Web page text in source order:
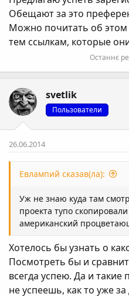
Обещают за это
Можно почитать об
тем ссылкам, которые
Останнє
svetlik
Пользователи
26.06.2014
Евлампий сказав(ла):
Уж не знаю куда там
проекта тупо
американский
Хотелось бы узнать о
Посмотреть бы и
всегда успею. Да и
не успеешь, как то уже